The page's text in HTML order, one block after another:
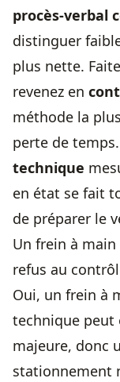
procès-verbal
distinguer
plus nette.
revenez en
méthode la
perte de
technique
en état se fait
de préparer le
Un frein à
refus au
Oui, un frein à
technique peut
majeure, donc
stationnement